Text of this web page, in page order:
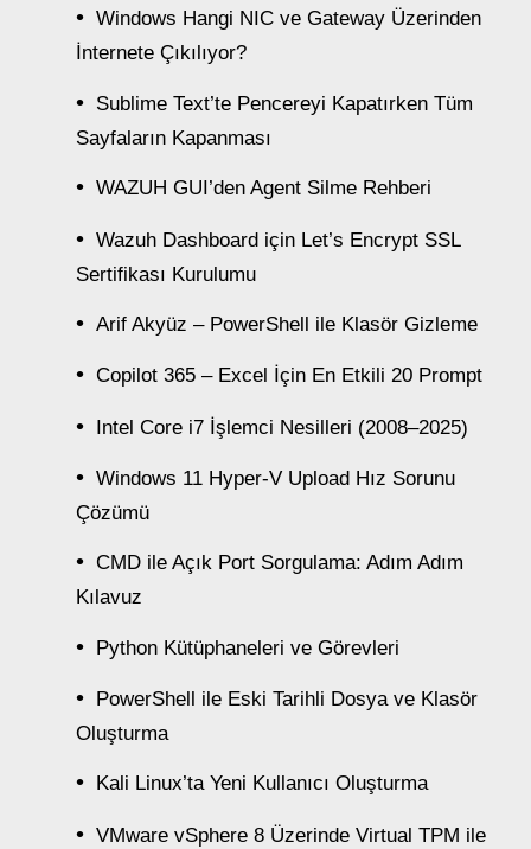
Windows Hangi NIC ve Gateway Üzerinden
İnternete Çıkılıyor?
Sublime Text’te Pencereyi Kapatırken Tüm
Sayfaların Kapanması
WAZUH GUI’den Agent Silme Rehberi
Wazuh Dashboard için Let’s Encrypt SSL
Sertifikası Kurulumu
Arif Akyüz – PowerShell ile Klasör Gizleme
Copilot 365 – Excel İçin En Etkili 20 Prompt
Intel Core i7 İşlemci Nesilleri (2008–2025)
Windows 11 Hyper-V Upload Hız Sorunu
Çözümü
CMD ile Açık Port Sorgulama: Adım Adım
Kılavuz
Python Kütüphaneleri ve Görevleri
PowerShell ile Eski Tarihli Dosya ve Klasör
Oluşturma
Kali Linux’ta Yeni Kullanıcı Oluşturma
VMware vSphere 8 Üzerinde Virtual TPM ile